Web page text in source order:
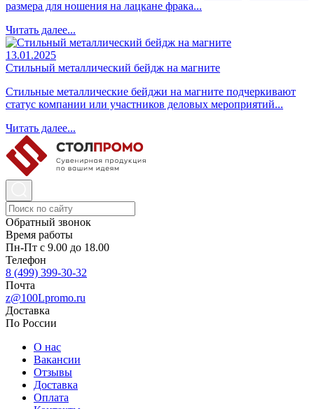
размера для ношения на лацкане фрака...
Читать далее...
13.01.2025
Стильный металлический бейдж на магните
Стильные металлические бейджи на магните подчеркивают
статус компании или участников деловых мероприятий...
Читать далее...
Обратный звонок
Время работы
Пн-Пт с 9.00 до 18.00
Телефон
8 (499) 399-30-32
Почта
z@100Lpromo.ru
Доставка
По России
О нас
Вакансии
Отзывы
Доставка
Оплата